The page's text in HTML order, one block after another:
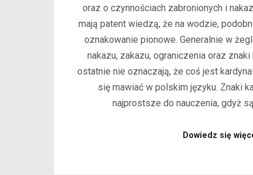
oraz o czynnościach zabronionych i
mają patent wiedzą, że na wodzie,
oznakowanie pionowe. Generalnie w
nakazu, zakazu, ograniczenia oraz
ostatnie nie oznaczają, że coś jest
się mawiać w polskim języku. Znaki
najprostsze do nauczenia, gdyż
Dowiedz się